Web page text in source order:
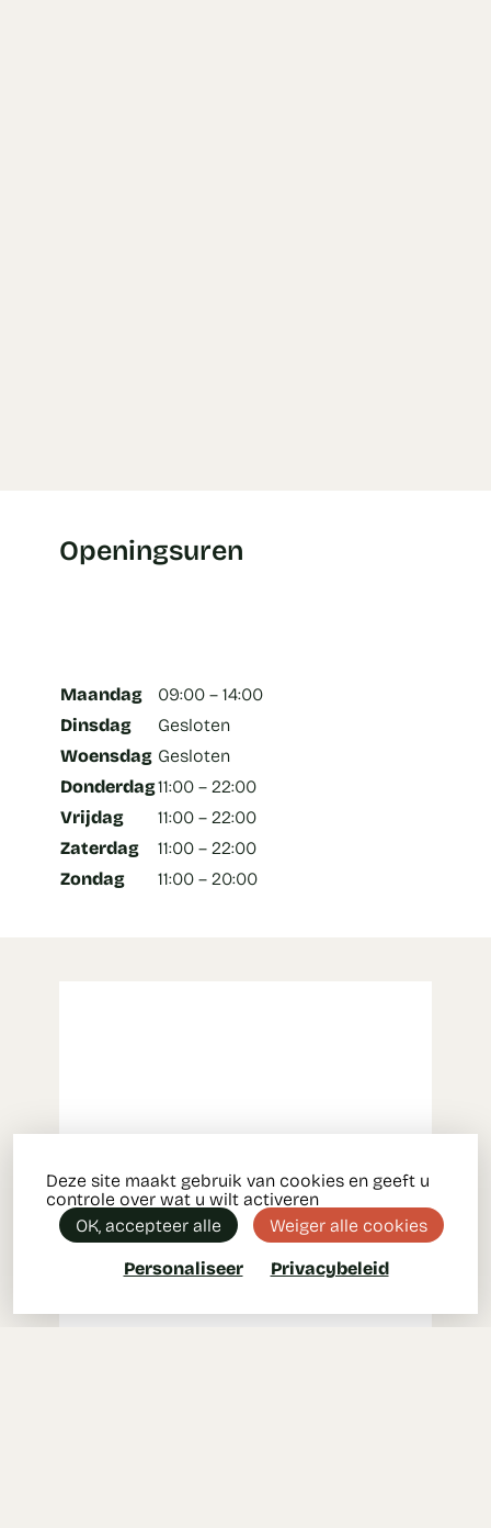
Openingsuren
Maandag 09:00 – 14:00
Dinsdag Gesloten
Woensdag Gesloten
Donderdag11:00 – 22:00
Vrijdag 11:00 – 22:00
Zaterdag 11:00 – 22:00
Zondag 11:00 – 20:00
Deze site maakt gebruik van cookies en geeft u
controle over wat u wilt activeren
OK, accepteer alle
Weiger alle cookies
Personaliseer Privacybeleid